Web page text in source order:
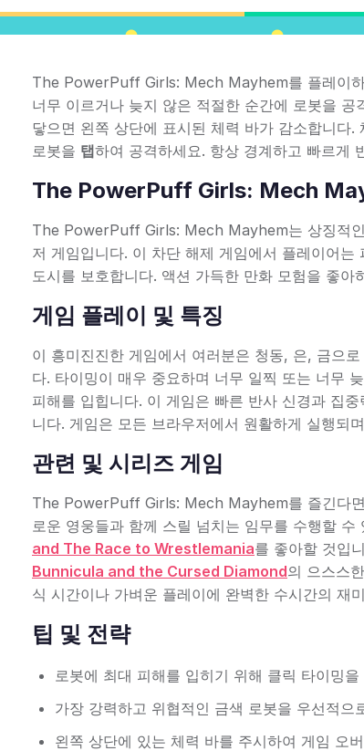
The PowerPuff Girls: Mech Mayhem를 플레이
너무 이르거나 늦지 않은 적절한 순간에 로봇을
닿으면 왼쪽 상단에 표시된 체력 바가 감소합니다
로봇을 탭하여 공격하세요. 항상 경계하고 빠르게
The PowerPuff Girls: Mech
The PowerPuff Girls: Mech Mayhem는 상징적
저 게임입니다. 이 차단 해제 게임에서 플레이어
도시를 보호합니다. 액션 가득한 만화 모험을 좋
게임 플레이 및 특징
이 흥미진진한 게임에서 여러분은 청동, 은, 금으
다. 타이밍이 매우 중요하며 너무 일찍 또는 너무
피해를 입힙니다. 이 게임은 빠른 반사 신경과 집
니다. 게임은 모든 브라우저에서 원활하게 실행되
관련 및 시리즈 게임
The PowerPuff Girls: Mech Mayhem를 즐긴다면
로운 영웅들과 함께 스릴 넘치는 임무를 수행할
and The Race to Wrestlemania를 좋아할 것입
Bunnicula and the Cursed Diamond의 으스스
식 시간이나 가벼운 플레이에 완벽한 수시간의 재
팁 및 전략
로봇에 최대 피해를 입히기 위해 클릭 타이밍
가장 강력하고 위협적인 금색 로봇을 우선적으
왼쪽 상단에 있는 체력 바를 주시하여 게임 오